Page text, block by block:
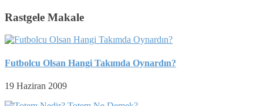
Rastgele Makale
Futbolcu Olsan Hangi Takımda Oynardın?
19 Haziran 2009